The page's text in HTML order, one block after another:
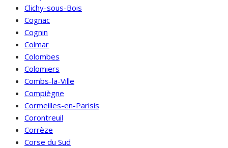
Clichy-sous-Bois
Cognac
Cognin
Colmar
Colombes
Colomiers
Combs-la-Ville
Compiègne
Cormeilles-en-Parisis
Corontreuil
Corrèze
Corse du Sud